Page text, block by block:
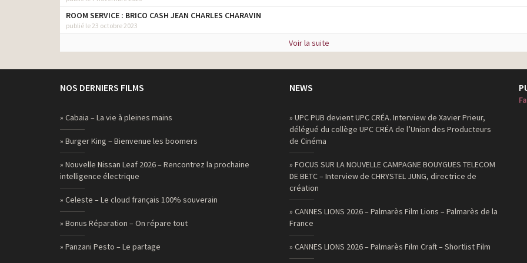
ROOM SERVICE : BRICO CASH JEAN CHARLES CHARAVIN
publié le 23 octobre 2023
Voir la suite
NOS DERNIERS FILMS
» Cabaia – La vie à pleines mains
» Burger King – Bienvenue les boomers
» Nouvelle Nissan Leaf 2026 – Rencontrez la prochaine
intelligence électrique
» Celeste – Le cloud français 100% souverain
» Bonus Réparation – On répare tout
» Panzani Pesto – Le partage
NEWS
» UPC PUB devient UPC CRÉA. Interview de Xavier Prieur,
délégué du collège UPC CRÉA de l’Union des Producteurs
de Cinéma
» FOCUS SUR LA NOUVELLE CAMPAGNE BOUYGUES TELECOM
DE BETC – Interview de CHRYSTEL JUNG, directrice de
création
» CANNES LIONS 2026 – Palmarès Film Lions – Palmarès de la
France
» CANNES LIONS 2026 – Palmarès Film Craft – Shortlist Film